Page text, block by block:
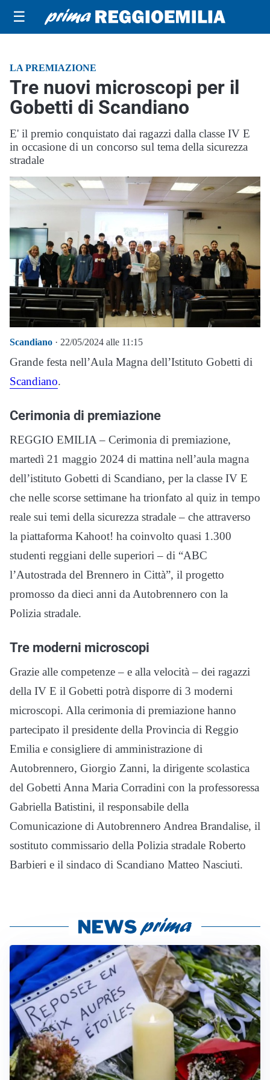
☰
LA PREMIAZIONE
Tre nuovi microscopi per il
Gobetti di Scandiano
E' il premio conquistato dai ragazzi dalla classe IV E
in occasione di un concorso sul tema della sicurezza
stradale
Scandiano · 22/05/2024 alle 11:15
Grande festa nell’Aula Magna dell’Istituto Gobetti di
Scandiano.
Cerimonia di premiazione
REGGIO EMILIA – Cerimonia di premiazione,
martedì 21 maggio 2024 di mattina nell’aula magna
dell’istituto Gobetti di Scandiano, per la classe IV E
che nelle scorse settimane ha trionfato al quiz in tempo
reale sui temi della sicurezza stradale – che attraverso
la piattaforma Kahoot! ha coinvolto quasi 1.300
studenti reggiani delle superiori – di “ABC
l’Autostrada del Brennero in Città”, il progetto
promosso da dieci anni da Autobrennero con la
Polizia stradale.
Tre moderni microscopi
Grazie alle competenze – e alla velocità – dei ragazzi
della IV E il Gobetti potrà disporre di 3 moderni
microscopi. Alla cerimonia di premiazione hanno
partecipato il presidente della Provincia di Reggio
Emilia e consigliere di amministrazione di
Autobrennero, Giorgio Zanni, la dirigente scolastica
del Gobetti Anna Maria Corradini con la professoressa
Gabriella Batistini, il responsabile della
Comunicazione di Autobrennero Andrea Brandalise, il
sostituto commissario della Polizia stradale Roberto
Barbieri e il sindaco di Scandiano Matteo Nasciuti.